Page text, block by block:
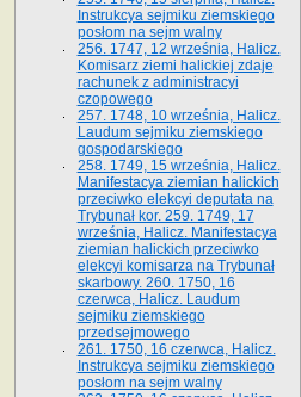
Instrukcya sejmiku ziemskiego
posłom na sejm walny
256. 1747, 12 września, Halicz.
Komisarz ziemi halickiej zdaje
rachunek z administracyi
czopowego
257. 1748, 10 września, Halicz.
Laudum sejmiku ziemskiego
gospodarskiego
258. 1749, 15 września, Halicz.
Manifestacya ziemian halickich
przeciwko elekcyi deputata na
Trybunał kor. 259. 1749, 17
września, Halicz. Manifestacya
ziemian halickich przeciwko
elekcyi komisarza na Trybunał
skarbowy. 260. 1750, 16
czerwca, Halicz. Laudum
sejmiku ziemskiego
przedsejmowego
261. 1750, 16 czerwca, Halicz.
Instrukcya sejmiku ziemskiego
posłom na sejm walny